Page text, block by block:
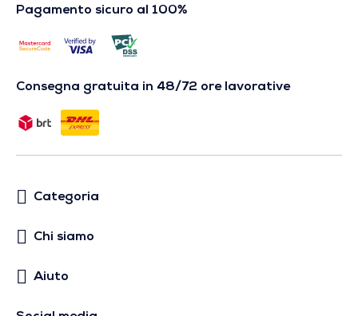
Pagamento sicuro al 100%
Consegna gratuita in 48/72 ore lavorative
Categoria
Chi siamo
Aiuto